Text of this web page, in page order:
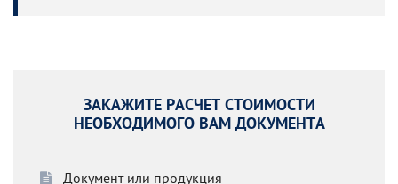
ЗАКАЖИТЕ РАСЧЕТ СТОИМОСТИ
НЕОБХОДИМОГО ВАМ ДОКУМЕНТА